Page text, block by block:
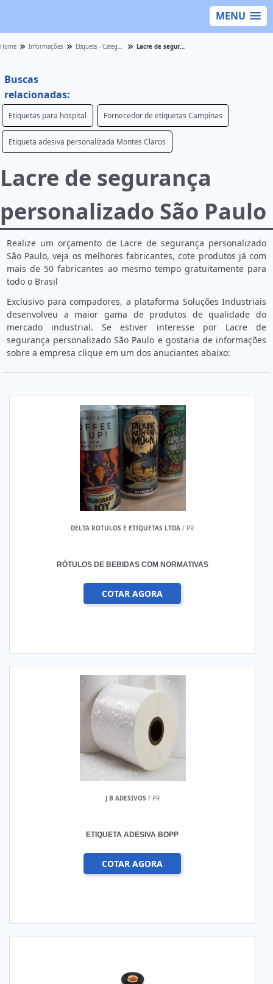
MENU
Home Informações Etiqueta - Categoria Lacre de segurança personalizado São Paulo
Buscas
relacionadas:
Etiquetas para hospital Fornecedor de etiquetas Campinas
Etiqueta adesiva personalizada Montes Claros
Lacre de segurança
personalizado São Paulo
Realize um orçamento de Lacre de segurança personalizado
São Paulo, veja os melhores fabricantes, cote produtos já com
mais de 50 fabricantes ao mesmo tempo gratuitamente para
todo o Brasil
Exclusivo para compadores, a plataforma Soluções Industriais
desenvolveu a maior gama de produtos de qualidade do
mercado industrial. Se estiver interesse por Lacre de
segurança personalizado São Paulo e gostaria de informações
sobre a empresa clique em um dos anuciantes abaixo:
DELTA ROTULOS E ETIQUETAS LTDA / PR
RÓTULOS DE BEBIDAS COM NORMATIVAS
COTAR AGORA
J B ADESIVOS / PR
ETIQUETA ADESIVA BOPP
COTAR AGORA